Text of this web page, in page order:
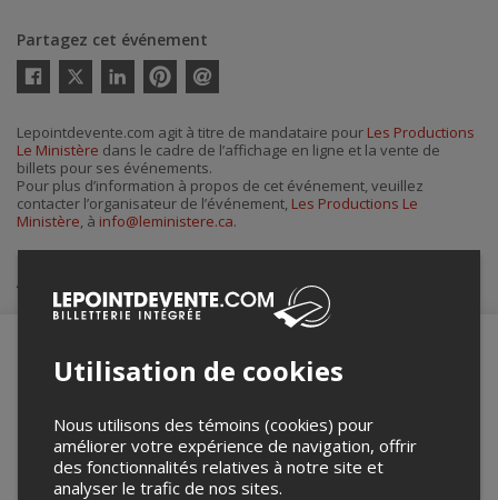
Partagez cet événement
Twitter
courriel
Lepointdevente.com agit à titre de mandataire pour Les Productions
Le Ministère dans le cadre de l’affichage en ligne et la vente de
billets pour ses événements.
Pour plus d’information à propos de cet événement, veuillez
contacter l’organisateur de l’événement, Les Productions Le
Ministère, à info@leministere.ca.
Achat de billets
robot ci-bas.
Utilisation de cookies
Nous utilisons des témoins (cookies) pour
améliorer votre expérience de navigation, offrir
des fonctionnalités relatives à notre site et
analyser le trafic de nos sites.